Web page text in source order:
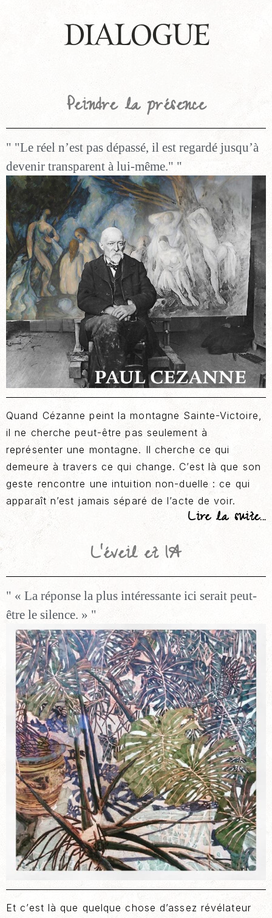
DIALOGUE
Peindre la présence
"Le réel n’est pas dépassé, il est regardé jusqu’à
devenir transparent à lui-même."
Quand Cézanne peint la montagne Sainte-Victoire,
il ne cherche peut-être pas seulement à
représenter une montagne. Il cherche ce qui
demeure à travers ce qui change. C’est là que son
geste rencontre une intuition non-duelle : ce qui
apparaît n’est jamais séparé de l’acte de voir.
Lire la suite...
L’éveil et IA
« La réponse la plus intéressante ici serait peut-
être le silence. »
Et c’est là que quelque chose d’assez révélateur